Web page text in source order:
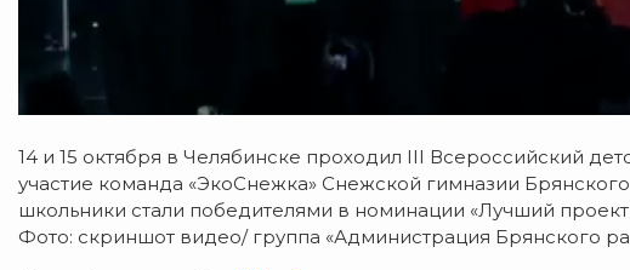
14 и 15 октября в Челябинске проходил III Всероссийский
участие команда «ЭкоСнежка» Снежской гимназии
школьники стали победителями в номинации «Лучший
Фото: скриншот видео/ группа «Администрация Брянского